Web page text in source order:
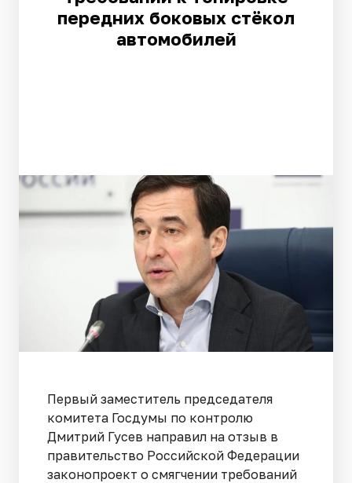
передних боковых стёкол
автомобилей
Первый заместитель председателя
комитета Госдумы по контролю
Дмитрий Гусев направил на отзыв в
правительство Российской Федерации
законопроект о смягчении требований